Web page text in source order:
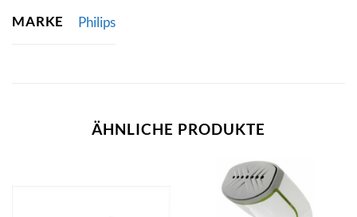
MARKE Philips
ÄHNLICHE PRODUKTE